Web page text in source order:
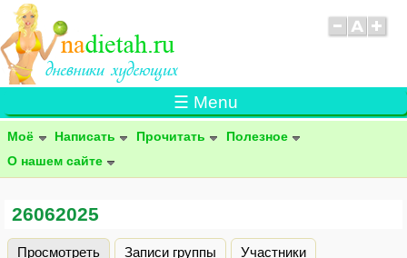
☰ Menu
Моё Написать Прочитать
Полезное
О нашем сайте
26062025
Просмотреть (активная вкладка)
Записи группы Участники